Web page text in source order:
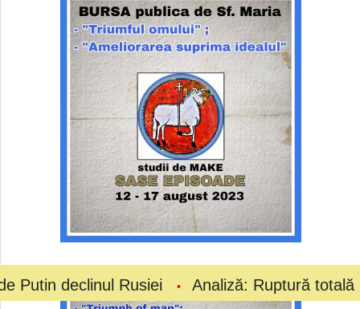
Rusiei Analiză: Ruptură totală la vârful